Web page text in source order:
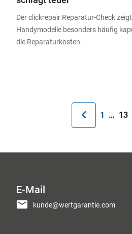
Der clickrepair Reparatur-Check
Handymodelle besonders häufig
die Reparaturkosten.
Erste
1 … 13
E-Mail
kunde@wertgarantie.com